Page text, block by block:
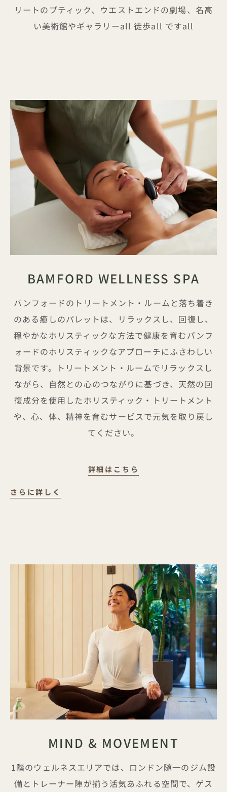
リートのブティック、ウエストエンドの劇場、名高
い美術館やギャラリーall 徒歩all ですall
BAMFORD WELLNESS SPA
バンフォードのトリートメント・ルームと落ち着き
のある癒しのパレットは、リラックスし、回復し、
穏やかなホリスティックな方法で健康を育むバンフ
ォードのホリスティックなアプローチにふさわしい
背景です。トリートメント・ルームでリラックスし
ながら、自然との心のつながりに基づき、天然の回
復成分を使用したホリスティック・トリートメント
や、心、体、精神を育むサービスで元気を取り戻し
てください。
詳細はこちら
さらに詳しく
MIND & MOVEMENT
1階のウェルネスエリアでは、ロンドン随一のジム設
備とトレーナー陣が揃う活気あふれる空間で、ゲス